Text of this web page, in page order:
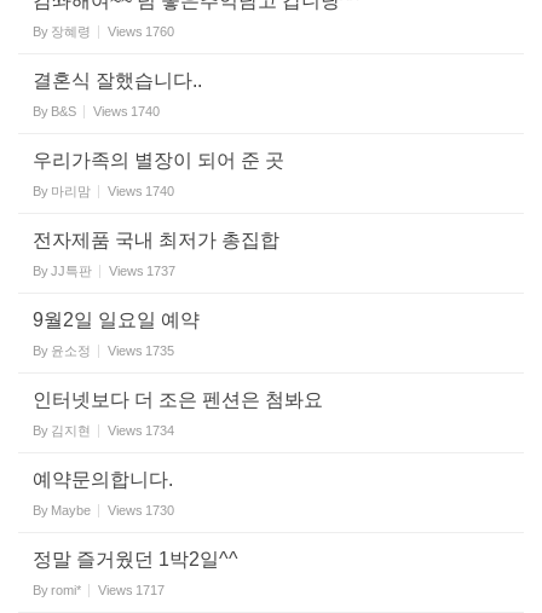
By 장혜령 Views 1760
결혼식 잘했습니다..
By B&S Views 1740
우리가족의 별장이 되어 준 곳
By 마리맘 Views 1740
전자제품 국내 최저가 총집합
ByJJ특판 Views 1737
9월2일 일요일 예약
By 윤소정 Views 1735
인터넷보다 더 조은 펜션은 첨봐요
By 김지현 Views 1734
예약문의합니다.
By Maybe Views 1730
정말 즐거웠던 1박2일^^
Byromi* Views 1717